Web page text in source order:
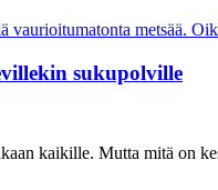
sukupolville
kaikille. Mutta mitä on